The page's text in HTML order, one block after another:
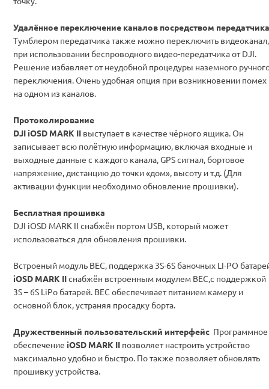
Удалённое переключение каналов посредством передатчика
Тумблером передатчика также можно переключить видеоканал,
при использовании беспроводного видео-передатчика от DJI.
Решение избавляет от неудобной процедуры наземного
переключения. Очень удобная опция при возникновении помех
на одном из каналов.
Протоколирование
DJI iOSD MARK II выступает в качестве чёрного ящика. Он
записывает всю полётную информацию, включая входные и
выходные данные с каждого канала, GPS сигнал, бортовое
напряжение, дистанцию до точки «дом», высоту и т.д. (Для
активации функции необходимо обновление прошивки).
Бесплатная прошивка
DJI iOSD MARK II снабжён портом USB, который может
использоваться для обновления прошивки.
Встроеный модуль BEC, поддержка 3S-6S баночных LI-PO
iOSD MARK IIснабжён встроенным модулем BEC,с поддержкой
3S – 6S LiPo батарей. ВЕС обеспечивает питанием камеру и
основной блок, устраняя просадку борта.
Дружественный пользовательский интерфейс Программное
обеспечение iOSD MARK II позволяет настроить устройство
максимально удобно и быстро. По также позволяет обновлять
прошивку устройства.